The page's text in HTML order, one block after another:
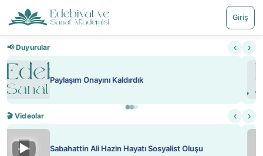
Giriş
📢 Duyurular ‹ ›
Nadir içeriklere kısıtlama ve kredi sistemi getirildi
🎬 Videolar ‹ ›
▶ ATEŞ YAKMAK KONU ÖZET J. LONDON